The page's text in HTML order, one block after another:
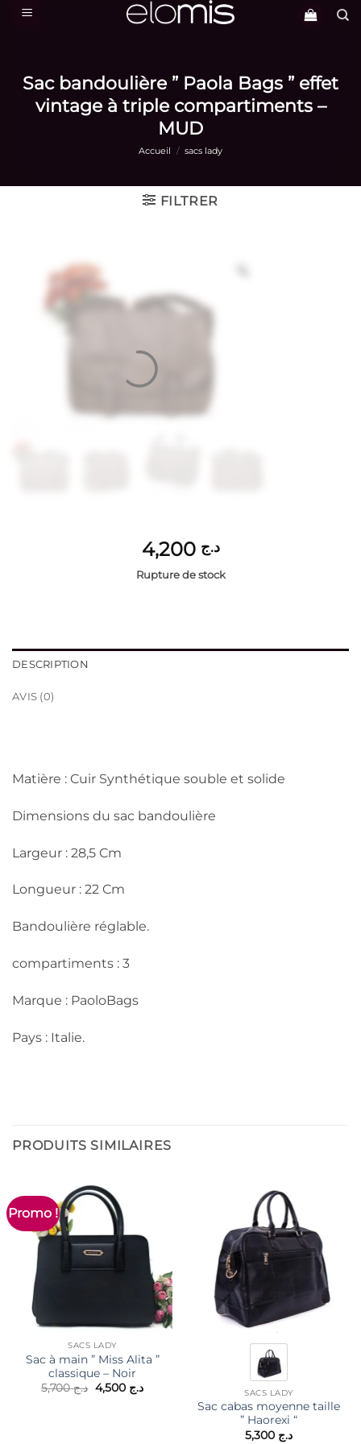
Passer
Sac bandoulière ” Paola Bags ” effet
vintage à triple compartiments –
MUD
Accueil / sacs lady
FILTRER
د.ج 4,200
Rupture de stock
DESCRIPTION
AVIS (0)
Matière : Cuir Synthétique souble et solide
Dimensions du sac bandoulière
Largeur : 28,5 Cm
Longueur : 22 Cm
Bandoulière réglable.
compartiments : 3
Marque : PaoloBags
Pays : Italie.
PRODUITS SIMILAIRES
Promo !
SACS LADY
Sac à main ” Miss Alita ”
classique – Noir
د.ج5,700
Le
prix
د.ج 4,500
Le
SACS LADY
Sac cabas moyenne taille
” Haorexi “
د.ج